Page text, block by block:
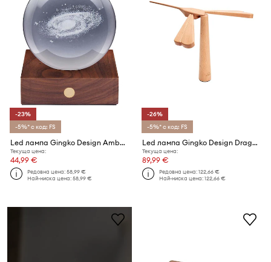
-23%
-5%* с код: FS
Led лампа Gingko Design Amber Crystal Light Galaxy
Текуща цена:
44,99 €
Редовна цена:58,99 €
Най-ниска цена:58,99 €
-26%
-5%* с код: FS
Led лампа Gingko Design Dragonflight Balance Light
Текуща цена:
89,99 €
Редовна цена:122,66 €
Най-ниска цена:122,66 €